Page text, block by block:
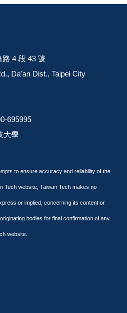
4 段 43 號
Da'an Dist., Taipei City
695995
大學
to ensure accuracy and reliability of the
Tech website, Taiwan Tech makes no
or implied, concerning its content or
bodies for final confirmation of any
website.